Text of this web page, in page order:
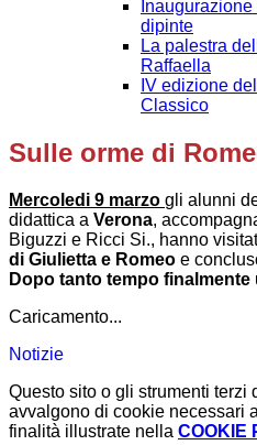
dipinte
La palestra
Raffaella
IV edizione
Classico
Sulle orme di
Mercoledi 9 marzo gli alunni
didattica a Verona,
Biguzzi e Ricci Si., hanno
di Giulietta e Romeo e
Dopo tanto tempo
Caricamento...
Notizie
Questo sito o gli strumenti terzi
avvalgono di cookie necessari
finalità illustrate nella COOKIE